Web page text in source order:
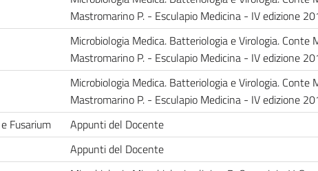
Mastromarino P. - Esculapio Medicina - IV edizione
Microbiologia Medica. Batteriologia e Virologia. Conte
Mastromarino P. - Esculapio Medicina - IV edizione
Microbiologia Medica. Batteriologia e Virologia. Conte
Mastromarino P. - Esculapio Medicina - IV edizione
Fusarium
Appunti del Docente
Appunti del Docente